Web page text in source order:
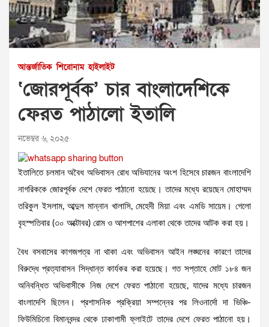
আন্তর্জাতিক শিরোনাম হাইলাইট
‘জোরপূর্বক’ চার বাংলাদেশিকে
ফেরত পাঠালো ইতালি
নভেম্বর ৬, ২০২৫
ইতালিতে চলমান অবৈধ অভিবাসন রোধ অভিযানের অংশ হিসেবে চারজন বাংলাদেশি
নাগরিককে জোরপূর্বক দেশে ফেরত পাঠানো হয়েছে। তাদের মধ্যে রয়েছেন মোহাম্মদ
তরিকুল ইসলাম, আব্দুল মান্নান খালাসি, মেহেদী মিয়া এবং এমডি সায়েম। গেলো
বৃহস্পতিবার (৩০ অক্টোবর) রোম ও আশপাশের এলাকা থেকে তাদের আটক করা হয়।
বৈধ বসবাসের কাগজপত্র না থাকা এবং অভিবাসন আইন লঙ্ঘনের কারণে তাদের
বিরুদ্ধে প্রত্যাবাসন সিদ্ধান্ত কার্যকর করা হয়েছে। গত সপ্তাহে মোট ১৮৪ জন
অনিবন্ধিত অভিবাসীকে নিজ দেশে ফেরত পাঠানো হয়েছে, যাদের মধ্যে চারজন
বাংলাদেশি ছিলেন। প্রশাসনিক প্রক্রিয়া সম্পন্নের পর লিওনার্দো দা ভিঞ্চি-
ফিউমিচিনো বিমানবন্দর থেকে ঢাকাগামী ফ্লাইটে তাদের দেশে ফেরত পাঠানো হয়।